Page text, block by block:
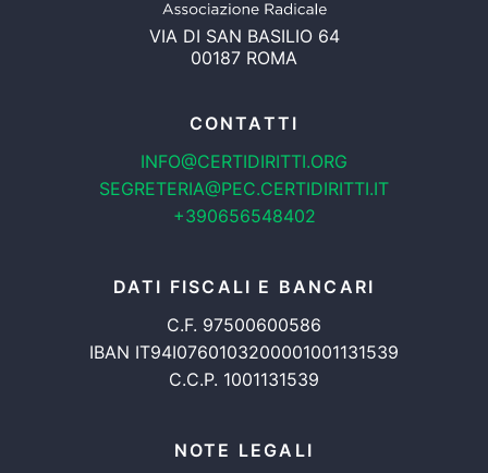
VIA DI SAN BASILIO 64
00187 ROMA
CONTATTI
INFO@CERTIDIRITTI.ORG
SEGRETERIA@PEC.CERTIDIRITTI.IT
+390656548402
DATI FISCALI E BANCARI
C.F. 97500600586
IBAN IT94I0760103200001001131539
C.C.P. 1001131539
NOTE LEGALI